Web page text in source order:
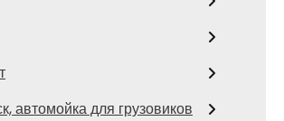
автомойка для грузовиков